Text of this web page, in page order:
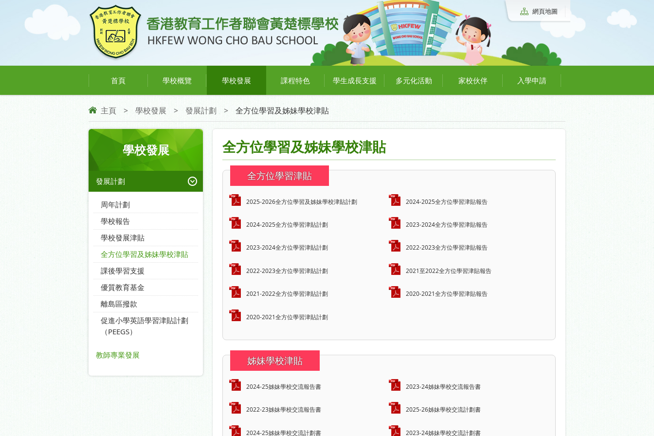
網頁地圖
首頁 學校概覽 學校發展 課程特色 學生成長支援 多元化活動 家校伙伴 入學申請
主頁 > 學校發展 > 發展計劃 > 全方位學習及姊妹學校津貼
學校發展
發展計劃
周年計劃
學校報告
學校發展津貼
全方位學習及姊妹學校津貼
課後學習支援
優質教育基金
離島區撥款
促進小學英語學習津貼計劃
（PEEGS）
教師專業發展
全方位學習及姊妹學校津貼
全方位學習津貼
2025-2026全方位學習及姊妹學校津貼計劃 2024-2025全方位學習津貼報告
2024-2025全方位學習津貼計劃 2023-2024全方位學習津貼報告
2023-2024全方位學習津貼計劃 2022-2023全方位學習津貼報告
2022-2023全方位學習津貼計劃 2021至2022全方位學習津貼報告
2021-2022全方位學習津貼計劃 2020-2021全方位學習津貼報告
2020-2021全方位學習津貼計劃
姊妹學校津貼
2024-25姊妹學校交流報告書 2023-24姊妹學校交流報告書
2022-23姊妹學校交流報告書 2025-26姊妹學校交流計劃書
2024-25姊妹學校交流計劃書 2023-24姊妹學校交流計劃書